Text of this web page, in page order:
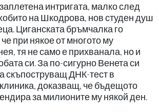
интригата, малко след
на Шкодрова, нов студен душ
Циганската бръмчалка го
при някое от многото му
тя не само е прихванала, но и
си. За по-сигурно Венета си
скъпоструващ ДНК-тест в
доказващ, че бъдещото
за милионите му някой ден.